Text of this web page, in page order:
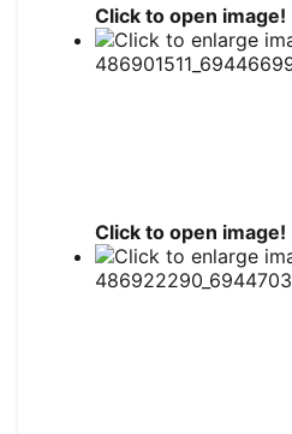
Click to open image!
Click to open image!